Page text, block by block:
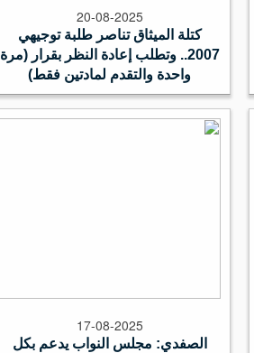
20-08-2025
كتلة الميثاق تناصر طلبة توجيهي
2007.. وتطلب إعادة النظر بقرار (مرة
واحدة والتقدم لمادتين فقط)
17-08-2025
الصفدي: مجلس النواب يدعم بكل